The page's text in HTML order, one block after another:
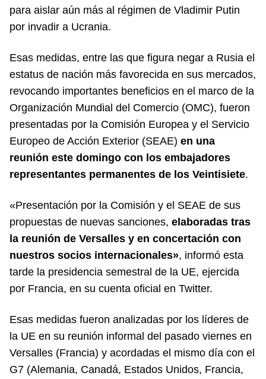
para aislar aún más al régimen de Vladimir Putin
por invadir a Ucrania.
Esas medidas, entre las que figura negar a Rusia el
estatus de nación más favorecida en sus mercados,
revocando importantes beneficios en el marco de la
Organización Mundial del Comercio (OMC), fueron
presentadas por la Comisión Europea y el Servicio
Europeo de Acción Exterior (SEAE) en una
reunión este domingo con los embajadores
representantes permanentes de los Veintisiete.
«Presentación por la Comisión y el SEAE de sus
propuestas de nuevas sanciones, elaboradas tras
la reunión de Versalles y en concertación con
nuestros socios internacionales», informó esta
tarde la presidencia semestral de la UE, ejercida
por Francia, en su cuenta oficial en Twitter.
Esas medidas fueron analizadas por los líderes de
la UE en su reunión informal del pasado viernes en
Versalles (Francia) y acordadas el mismo día con el
G7 (Alemania, Canadá, Estados Unidos, Francia,